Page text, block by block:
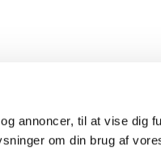
annoncer, til at vise dig
om din brug af